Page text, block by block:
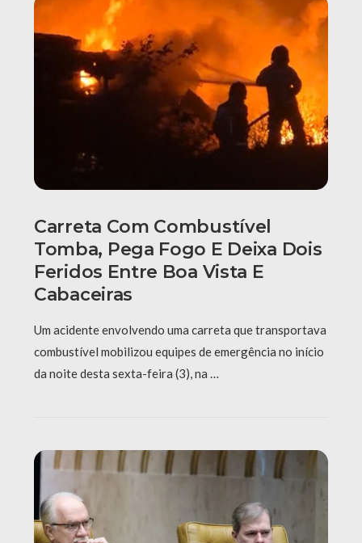
Carreta Com Combustível
Tomba, Pega Fogo E Deixa Dois
Feridos Entre Boa Vista E
Cabaceiras
Um acidente envolvendo uma carreta que transportava
combustível mobilizou equipes de emergência no início
da noite desta sexta-feira (3), na …